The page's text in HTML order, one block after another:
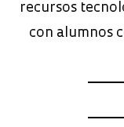
recursos
con alumnos